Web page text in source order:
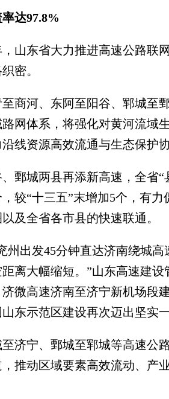
达97.8%
东省大力推进高速公路联网
密。
河、东阿至阳谷、郓城至鄄
网体系，将强化对黄河流域
线资源高效流通与生态保护协
城两县再添新高速，全省“
较“十三五”末增加5个，有
及全省各市县的快速联通。
出发45分钟直达济南绕城高
离大幅缩短。”山东高速建
微高速济南至济宁新机场段
东示范区建设再次迈出坚实一
宁、鄄城至郓城等高速公路
推动区域要素高效流动、产